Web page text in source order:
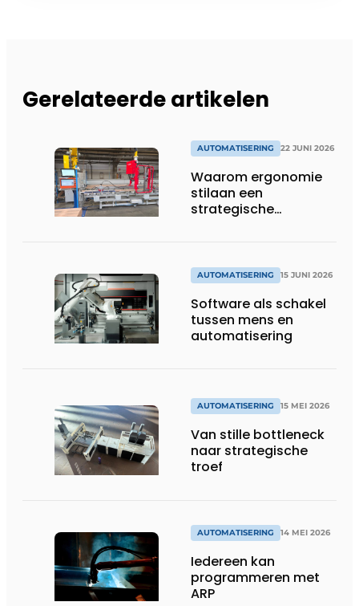
Gerelateerde artikelen
AUTOMATISERING 22 JUNI 2026
Waarom ergonomie
stilaan een
strategische
AUTOMATISERING 15 JUNI 2026
Software als schakel
tussen mens en
automatisering
AUTOMATISERING 15 MEI 2026
Van stille bottleneck
naar strategische
troef
AUTOMATISERING 14 MEI 2026
Iedereen kan
programmeren met
ARP